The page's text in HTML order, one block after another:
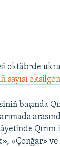
oktâbrde
sayısı
başında
Qırım
«Çonğar» ve